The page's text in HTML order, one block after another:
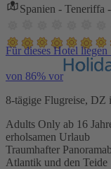
Spanien - Teneriffa
Für dieses Hotel
von 86% vor
8-tägige Flugreise, DZ
Adults Only ab 16
erholsamen Urlaub
Traumhafter
Atlantik und den Teide